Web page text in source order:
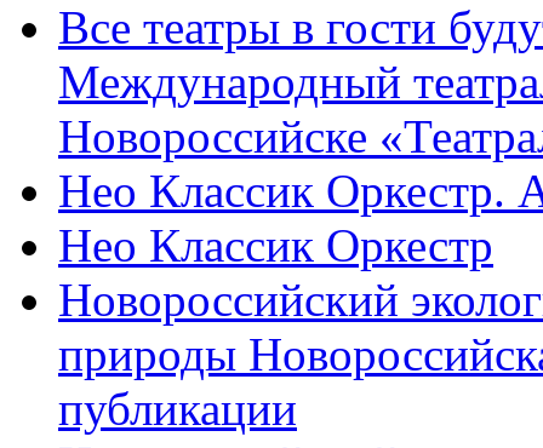
Все театры в гости
Международный
Новороссийске
Нео Классик Оркестр.
Нео Классик Оркестр
Новороссийский
природы
публикации